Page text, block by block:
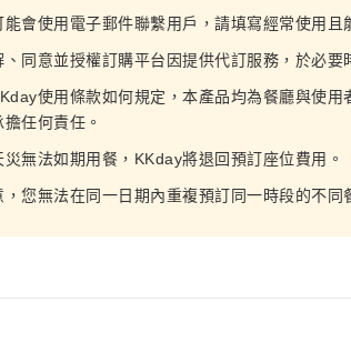
能會使用電子郵件聯繫用戶，請填寫經常使用且
、同意並授權訂購平台因提供代訂服務，於必
使用條款如何規定，本產品均為餐廳與使
任何責任。
災無法如期用餐，KKday將退回預訂座位費用。
，您無法在同一日期內重複預訂同一時段的不同